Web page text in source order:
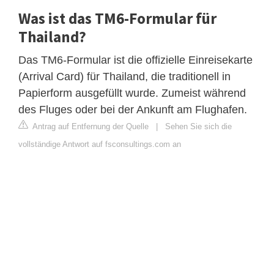
Was ist das TM6-Formular für
Thailand?
Das TM6-Formular ist die offizielle Einreisekarte
(Arrival Card) für Thailand, die traditionell in
Papierform ausgefüllt wurde. Zumeist während
des Fluges oder bei der Ankunft am Flughafen.
Antrag auf Entfernung der Quelle | Sehen Sie sich die
vollständige Antwort auf fsconsultings.com an